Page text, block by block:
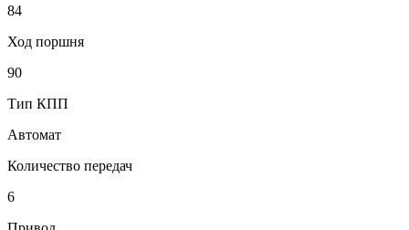
84
Ход поршня
90
Тип КПП
Автомат
Количество передач
6